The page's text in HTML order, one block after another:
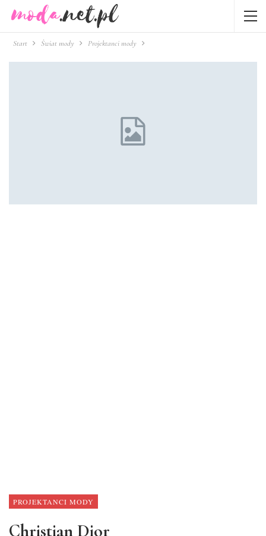
Start Świat mody Projektanci mody
PROJEKTANCI MODY
Christian Dior